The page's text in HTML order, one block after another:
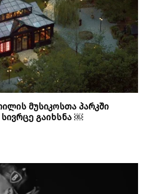
მუსიკოსთა პარკში
გაიხსნა ￼